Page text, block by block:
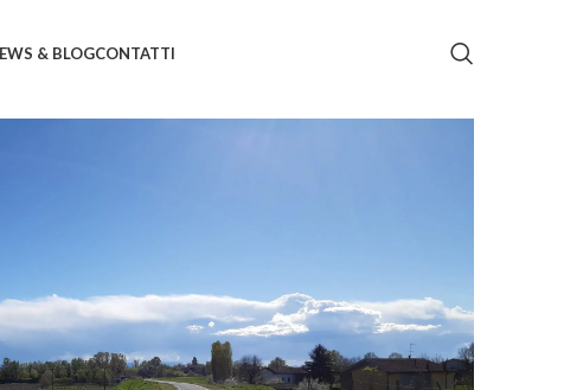
& BLOGCONTATTI